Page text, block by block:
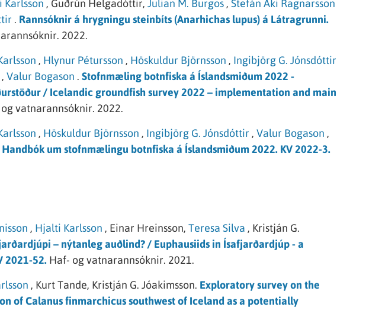
Karlsson , Guðrún Helgadóttir, Julian M. Burgos , Stefán Áki Ragnarsson
. Rannsóknir á hrygningu steinbíts (Anarhichas lupus) á Látragrunni.
2022.
, Hlynur Pétursson , Höskuldur Björnsson , Ingibjörg G. Jónsdóttir
, Valur Bogason . Stofnmæling botnfiska á Íslandsmiðum 2022 -
/ Icelandic groundfish survey 2022 – implementation and main
vatnarannsóknir. 2022.
, Höskuldur Björnsson , Ingibjörg G. Jónsdóttir , Valur Bogason ,
Handbók um stofnmælingu botnfiska á Íslandsmiðum 2022. KV 2022-3.
, Hjalti Karlsson , Einar Hreinsson, Teresa Silva , Kristján G.
– nýtanleg auðlind? / Euphausiids in Ísafjarðardjúp - a
2021-52. Haf- og vatnarannsóknir. 2021.
, Kurt Tande, Kristján G. Jóakimsson. Exploratory survey on the
of Calanus finmarchicus southwest of Iceland as a potentially